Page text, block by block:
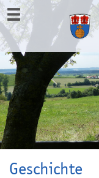
Geschichte